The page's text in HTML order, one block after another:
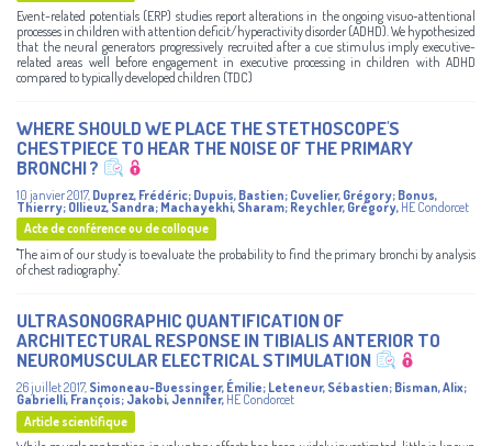
Event-related potentials (ERP) studies report alterations in the ongoing visuo-attentional
processes in children with attention deficit/hyperactivity disorder (ADHD). We hypothesized
that the neural generators progressively recruited after a cue stimulus imply executive-
related areas well before engagement in executive processing in children with ADHD
compared to typically developed children (TDC)
WHERE SHOULD WE PLACE THE STETHOSCOPE'S
CHESTPIECE TO HEAR THE NOISE OF THE PRIMARY
BRONCHI ?
10 janvier 2017, Duprez, Frédéric; Dupuis, Bastien; Cuvelier, Grégory; Bonus,
Thierry; Ollieuz, Sandra; Machayekhi, Sharam; Reychler, Grégory, HE Condorcet
Acte de conférence ou de colloque
"The aim of our study is to evaluate the probability to find the primary bronchi by analysis
of chest radiography."
ULTRASONOGRAPHIC QUANTIFICATION OF
ARCHITECTURAL RESPONSE IN TIBIALIS ANTERIOR TO
NEUROMUSCULAR ELECTRICAL STIMULATION
26 juillet 2017, Simoneau-Buessinger, Émilie; Leteneur, Sébastien; Bisman, Alix;
Gabrielli, François; Jakobi, Jennifer, HE Condorcet
Article scientifique